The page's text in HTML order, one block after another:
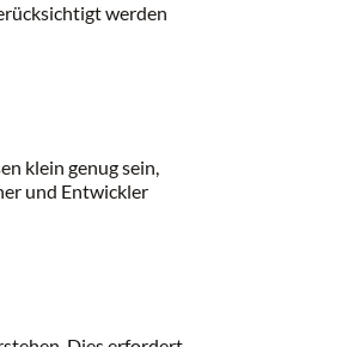
werden
klein genug sein,
und Entwickler